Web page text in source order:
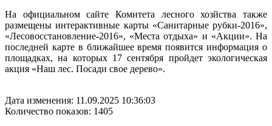
На официальном сайте Комитета лесного хозйства также
размещены интерактивные карты «Санитарные рубки-2016»,
«Лесовосстановление-2016», «Места отдыха» и «Акции». На
последней карте в ближайшее время появится информация о
площадках, на которых 17 сентября пройдет экологическая
акция «Наш лес. Посади свое дерево».
Дата изменения: 11.09.2025 10:36:03
Количество показов: 1405